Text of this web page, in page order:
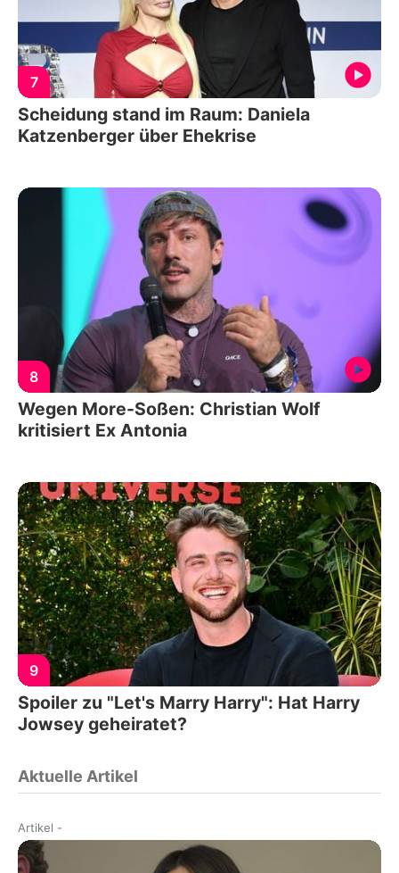
7
Scheidung stand im Raum: Daniela
Katzenberger über Ehekrise
8
Wegen More-Soßen: Christian Wolf
kritisiert Ex Antonia
9
Spoiler zu "Let's Marry Harry": Hat Harry
Jowsey geheiratet?
Aktuelle Artikel
Artikel -